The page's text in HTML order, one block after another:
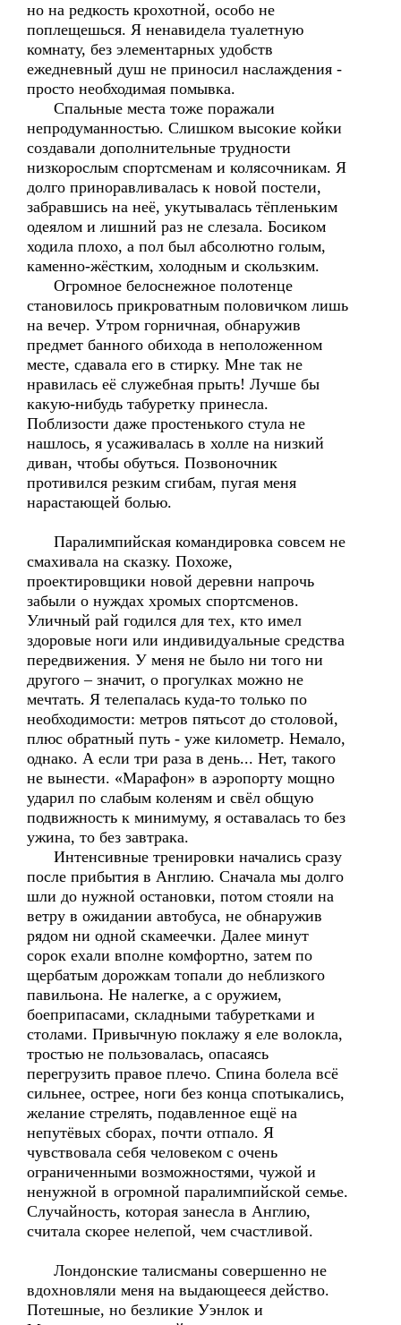
но на редкость крохотной, особо не
поплещешься. Я ненавидела туалетную
комнату, без элементарных удобств
ежедневный душ не приносил наслаждения -
просто необходимая помывка.
Спальные места тоже поражали
непродуманностью. Слишком высокие койки
создавали дополнительные трудности
низкорослым спортсменам и колясочникам. Я
долго приноравливалась к новой постели,
забравшись на неё, укутывалась тёпленьким
одеялом и лишний раз не слезала. Босиком
ходила плохо, а пол был абсолютно голым,
каменно-жёстким, холодным и скользким.
Огромное белоснежное полотенце
становилось прикроватным половичком лишь
на вечер. Утром горничная, обнаружив
предмет банного обихода в неположенном
месте, сдавала его в стирку. Мне так не
нравилась её служебная прыть! Лучше бы
какую-нибудь табуретку принесла.
Поблизости даже простенького стула не
нашлось, я усаживалась в холле на низкий
диван, чтобы обуться. Позвоночник
противился резким сгибам, пугая меня
нарастающей болью.
Паралимпийская командировка совсем не
смахивала на сказку. Похоже,
проектировщики новой деревни напрочь
забыли о нуждах хромых спортсменов.
Уличный рай годился для тех, кто имел
здоровые ноги или индивидуальные средства
передвижения. У меня не было ни того ни
другого – значит, о прогулках можно не
мечтать. Я телепалась куда-то только по
необходимости: метров пятьсот до столовой,
плюс обратный путь - уже километр. Немало,
однако. А если три раза в день... Нет, такого
не вынести. «Марафон» в аэропорту мощно
ударил по слабым коленям и свёл общую
подвижность к минимуму, я оставалась то без
ужина, то без завтрака.
Интенсивные тренировки начались сразу
после прибытия в Англию. Сначала мы долго
шли до нужной остановки, потом стояли на
ветру в ожидании автобуса, не обнаружив
рядом ни одной скамеечки. Далее минут
сорок ехали вполне комфортно, затем по
щербатым дорожкам топали до неблизкого
павильона. Не налегке, а с оружием,
боеприпасами, складными табуретками и
столами. Привычную поклажу я еле волокла,
тростью не пользовалась, опасаясь
перегрузить правое плечо. Спина болела всё
сильнее, острее, ноги без конца спотыкались,
желание стрелять, подавленное ещё на
непутёвых сборах, почти отпало. Я
чувствовала себя человеком с очень
ограниченными возможностями, чужой и
ненужной в огромной паралимпийской семье.
Случайность, которая занесла в Англию,
считала скорее нелепой, чем счастливой.
Лондонские талисманы совершенно не
вдохновляли меня на выдающееся действо.
Потешные, но безликие Уэнлок и